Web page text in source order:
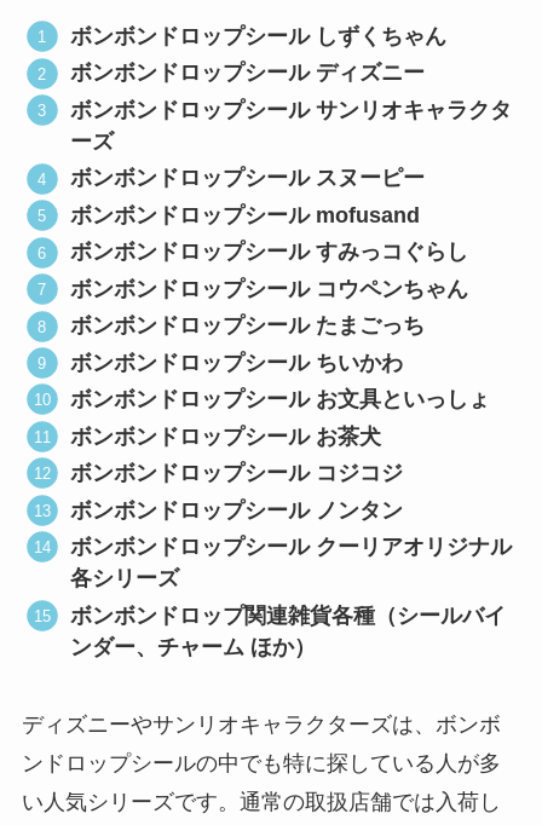
ボンボンドロップシール しずくちゃん
ボンボンドロップシール ディズニー
ボンボンドロップシール サンリオキャラクタ
ーズ
ボンボンドロップシール スヌーピー
ボンボンドロップシール mofusand
ボンボンドロップシール すみっコぐらし
ボンボンドロップシール コウペンちゃん
ボンボンドロップシール たまごっち
ボンボンドロップシール ちいかわ
ボンボンドロップシール お文具といっしょ
ボンボンドロップシール お茶犬
ボンボンドロップシール コジコジ
ボンボンドロップシール ノンタン
ボンボンドロップシール クーリアオリジナル
各シリーズ
ボンボンドロップ関連雑貨各種（シールバイ
ンダー、チャーム ほか）
ディズニーやサンリオキャラクターズは、ボンボ
ンドロップシールの中でも特に探している人が多
い人気シリーズです。通常の取扱店舗では入荷し